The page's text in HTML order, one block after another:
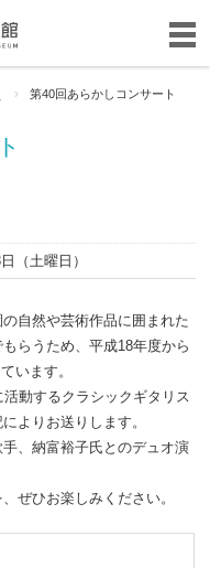
第40回あらかしコンサート
（土曜日）
自然や芸術作品に囲まれた
らうため、平成18年度から
います。
動するクラシックギタリス
よりお送りします。
、納富裕子氏とのデュオ演
ぜひお楽しみください。